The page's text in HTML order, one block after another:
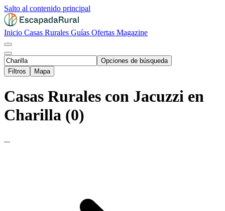
Salto al contenido principal
Inicio Casas Rurales Guías Ofertas Magazine
Opciones de búsqueda
Filtros
Mapa
Casas Rurales con Jacuzzi en
Charilla (0)
...